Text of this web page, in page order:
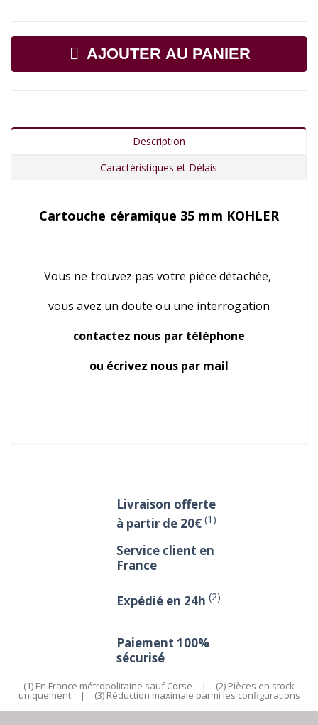
AJOUTER AU PANIER
Description
Caractéristiques et Délais
Cartouche céramique 35 mm KOHLER
Vous ne trouvez pas votre pièce détachée,
vous avez un doute ou une interrogation
contactez nous par téléphone
ou écrivez nous par mail
Livraison offerte
à partir de 20€ (1)
Service client en
France
Expédié en 24h (2)
Paiement 100%
sécurisé
(1) En France métropolitaine sauf Corse | (2) Pièces en stock
uniquement | (3) Réduction maximale parmi les configurations